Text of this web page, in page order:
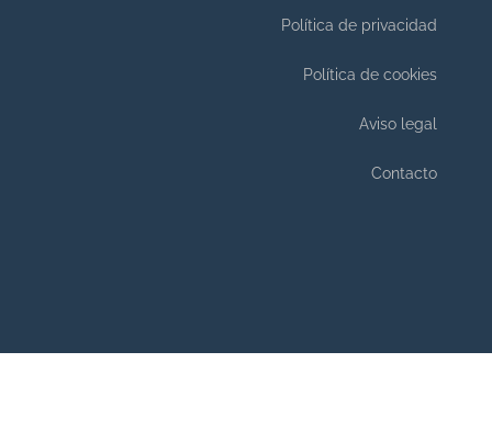
Política de privacidad
Política de cookies
Aviso legal
Contacto